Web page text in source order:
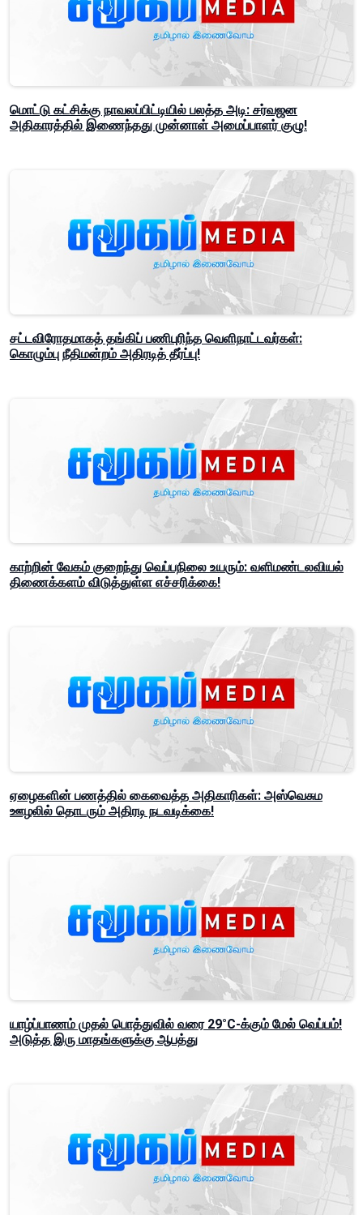
மொட்டு கட்சிக்கு நாவலப்பிட்டியில் பலத்த அடி: சர்வஜன
அதிகாரத்தில் இணைந்தது முன்னாள் அமைப்பாளர் குழு!
சட்டவிரோதமாகத் தங்கிப் பணிபுரிந்த வெளிநாட்டவர்கள்:
கொழும்பு நீதிமன்றம் அதிரடித் தீர்ப்பு!
காற்றின் வேகம் குறைந்து வெப்பநிலை உயரும்: வளிமண்டலவியல்
திணைக்களம் விடுத்துள்ள எச்சரிக்கை!
ஏழைகளின் பணத்தில் கைவைத்த அதிகாரிகள்: அஸ்வெசும
ஊழலில் தொடரும் அதிரடி நடவடிக்கை!
யாழ்ப்பாணம் முதல் பொத்துவில் வரை 29°C-க்கும் மேல் வெப்பம்!
அடுத்த இரு மாதங்களுக்கு ஆபத்து